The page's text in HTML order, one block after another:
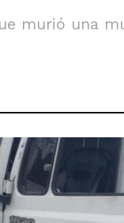
murió una